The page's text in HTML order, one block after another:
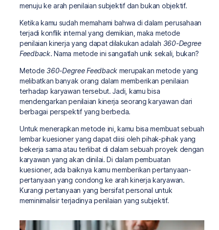
menuju ke arah penilaian subjektif dan bukan objektif.
Ketika kamu sudah memahami bahwa di dalam perusahaan
terjadi konflik internal yang demikian, maka metode
penilaian kinerja yang dapat dilakukan adalah 360-Degree
Feedback. Nama metode ini sangatlah unik sekali, bukan?
Metode360-Degree Feedback merupakan metode yang
melibatkan banyak orang dalam memberikan penilaian
terhadap karyawan tersebut. Jadi, kamu bisa
mendengarkan penilaian kinerja seorang karyawan dari
berbagai perspektif yang berbeda.
Untuk menerapkan metode ini, kamu bisa membuat sebuah
lembar kuesioner yang dapat diisi oleh pihak-pihak yang
bekerja sama atau terlibat di dalam sebuah proyek dengan
karyawan yang akan dinilai. Di dalam pembuatan
kuesioner, ada baiknya kamu memberikan pertanyaan-
pertanyaan yang condong ke arah kinerja karyawan.
Kurangi pertanyaan yang bersifat personal untuk
meminimalisir terjadinya penilaian yang subjektif.